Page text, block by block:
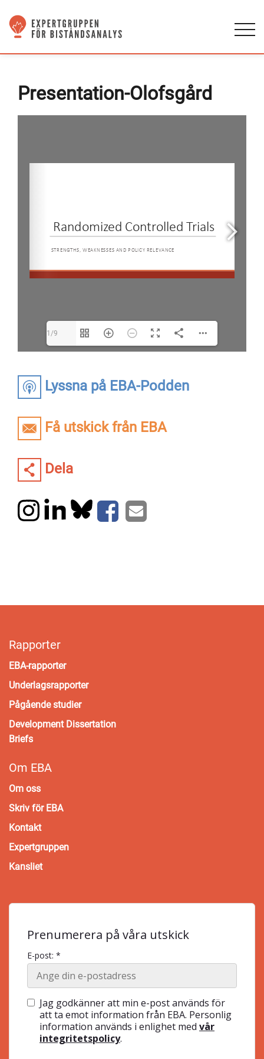
Lyssna på EBA-Podden
Få utskick från EBA
Dela
Presentation-Olofsgård
1/9
Rapporter
EBA-rapporter
Underlagsrapporter
Pågående studier
Development Dissertation
Briefs
Om EBA
Om oss
Skriv för EBA
Kontakt
Expertgruppen
Kansliet
Prenumerera på våra utskick
E-post: *
Jag godkänner att min e-post används för
att ta emot information från EBA. Personlig
information används i enlighet med vår
integritetspolicy.